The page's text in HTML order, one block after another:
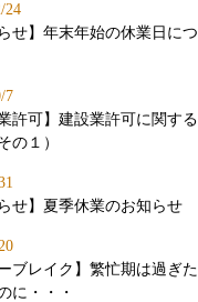
24
せ】年末年始の休業日につ
7
許可】建設業許可に関する
の１）
せ】夏季休業のお知らせ
ブレイク】繁忙期は過ぎた
に・・・